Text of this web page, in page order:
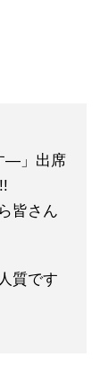
―」出席
皆さん
質です